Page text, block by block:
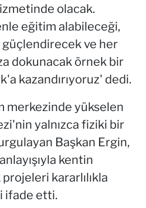
olacak.
eğitim alabileceği,
ve her
dokunacak örnek bir
kazandırıyoruz' dedi.
merkezinde yükselen
yalnızca fiziki bir
Başkan Ergin,
kentin
kararlılıkla
ifade etti.